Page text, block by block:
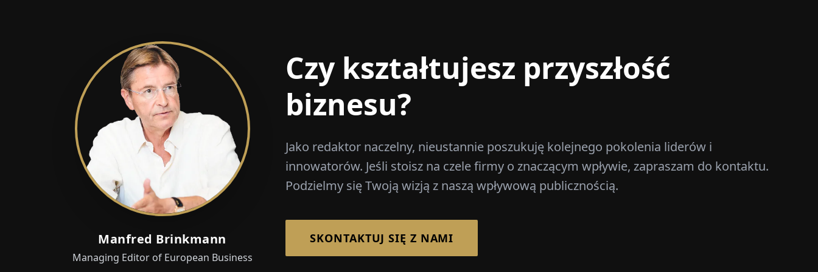
Manfred Brinkmann
Managing Editor of European Business
Czy kształtujesz przyszłość
biznesu?
Jako redaktor naczelny, nieustannie poszukuję kolejnego pokolenia liderów i
innowatorów. Jeśli stoisz na czele firmy o znaczącym wpływie, zapraszam do kontaktu.
Podzielmy się Twoją wizją z naszą wpływową publicznością.
SKONTAKTUJ SIĘ Z NAMI